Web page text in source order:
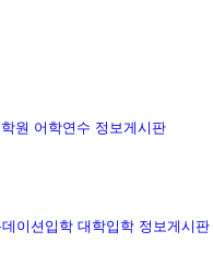
원 어학연수 정보게시판
이션입학 대학입학 정보게시판